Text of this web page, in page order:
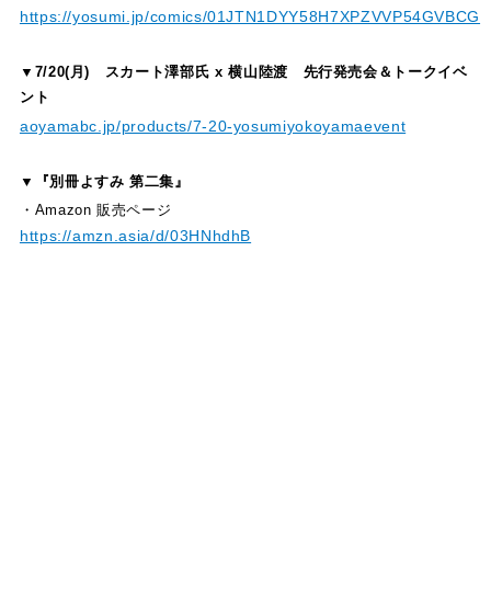
https://yosumi.jp/comics/01JTN1DYY58H7XPZVVP54GVBCG
▼7/20(月) スカート澤部氏 x 横山陸渡 先行発売会＆トークイベ
ント
aoyamabc.jp/products/7-20-yosumiyokoyamaevent
▼『別冊よすみ 第二集』
・Amazon 販売ページ
https://amzn.asia/d/03HNhdhB